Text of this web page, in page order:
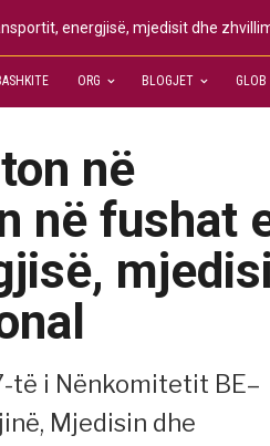
energjisë, mjedisit dhe
ORG BLOGJET GLOB
në
në fushat
të i Nënkomitetit BE–
Mjedisin dhe